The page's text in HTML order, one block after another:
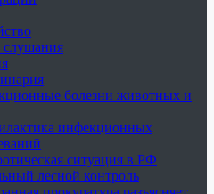
болезни животных и
инфекционных
ситуация в РФ
лесной контроль